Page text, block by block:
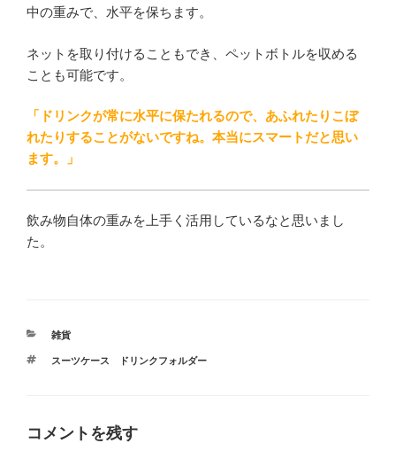
中の重みで、水平を保ちます。
ネットを取り付けることもでき、ペットボトルを収める
ことも可能です。
「ドリンクが常に水平に保たれるので、あふれたりこぼ
れたりすることがないですね。本当にスマートだと思い
ます。」
飲み物自体の重みを上手く活用しているなと思いまし
た。
カ
ゴ
雑貨
タ
スーツケース ドリンクフォルダー
コメントを残す